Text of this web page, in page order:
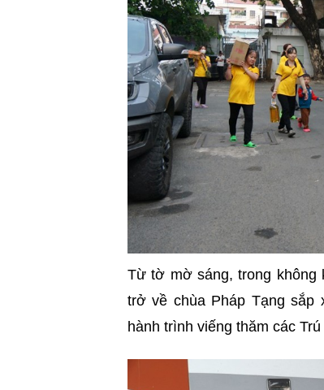
Từ tờ mờ sáng, trong không
trở về chùa Pháp Tạng sắp
hành trình viếng thăm các